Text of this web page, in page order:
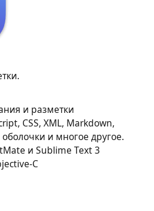
и разметки
CSS, XML, Markdown,
оболочки и многое другое.
и Sublime Text 3
C